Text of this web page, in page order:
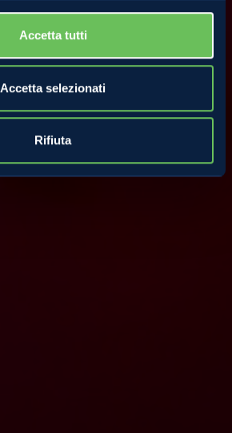
Accetta tutti
Accetta selezionati
Rifiuta